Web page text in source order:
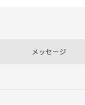
メッセージ